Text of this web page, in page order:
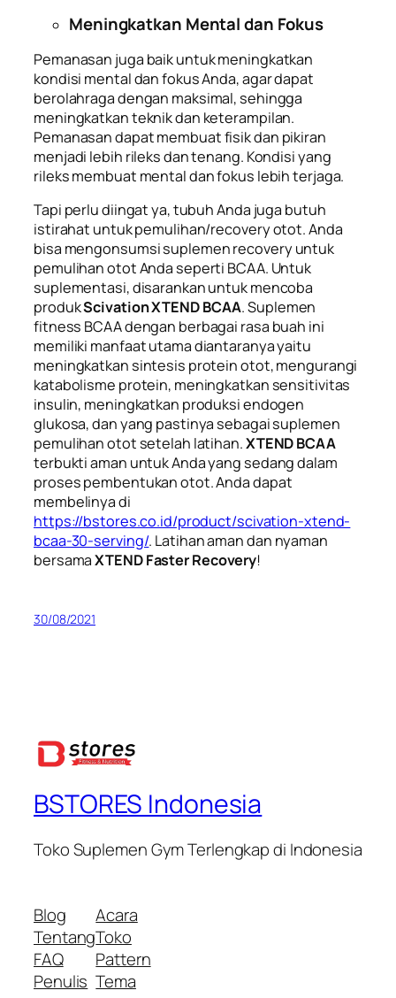
Meningkatkan Mental dan Fokus
Pemanasan juga baik untuk meningkatkan
kondisi mental dan fokus Anda, agar dapat
berolahraga dengan maksimal, sehingga
meningkatkan teknik dan keterampilan.
Pemanasan dapat membuat fisik dan pikiran
menjadi lebih rileks dan tenang. Kondisi yang
rileks membuat mental dan fokus lebih terjaga.
Tapi perlu diingat ya, tubuh Anda juga butuh
istirahat untuk pemulihan/recoveryotot. Anda
bisa mengonsumsi suplemenrecoveryuntuk
pemulihan otot Anda seperti BCAA. Untuk
suplementasi, disarankan untuk mencoba
produkScivation XTEND BCAA. Suplemen
fitness BCAA dengan berbagai rasa buah ini
memiliki manfaat utama diantaranya yaitu
meningkatkan sintesis protein otot, mengurangi
katabolisme protein, meningkatkan sensitivitas
insulin, meningkatkan produksi endogen
glukosa, dan yang pastinya sebagai suplemen
pemulihan otot setelah latihan.XTEND BCAA
terbukti aman untuk Anda yang sedang dalam
proses pembentukan otot. Anda dapat
membelinya di
https://bstores.co.id/product/scivation-xtend-
bcaa-30-serving/. Latihan aman dan nyaman
bersamaXTEND Faster Recovery!
30/08/2021
BSTORES Indonesia
Toko Suplemen Gym Terlengkap di Indonesia
Blog
Tentang
FAQ
Penulis
Acara
Toko
Pattern
Tema